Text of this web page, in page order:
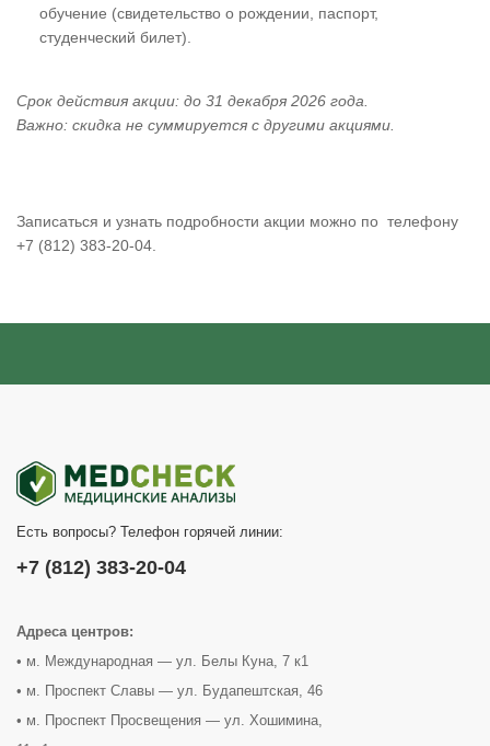
обучение (свидетельство о рождении, паспорт,
студенческий билет).
Срок действия акции: до 31 декабря 2026 года.
Важно: скидка не суммируется с другими акциями.
Записаться и узнать подробности акции можно по телефону
+7 (812) 383-20-04.
Есть вопросы? Телефон горячей линии:
+7 (812) 383-20-04
Адреса центров:
• м. Международная — ул. Белы Куна, 7 к1
• м. Проспект Славы — ул. Будапештская, 46
• м. Проспект Просвещения — ул. Хошимина,